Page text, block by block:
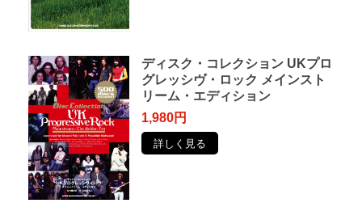
ディスク・コレクション UKプロ
グレッシヴ・ロック メインスト
リーム・エディション
1,980円
詳しく見る